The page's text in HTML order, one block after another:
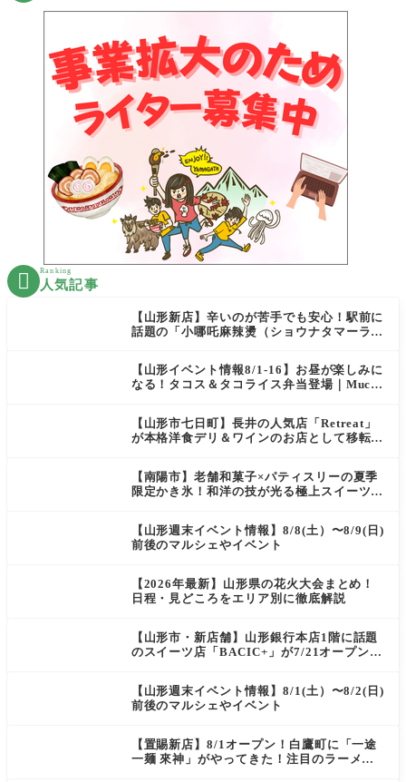
 Ranking
人気記事
【山形新店】辛いのが苦手でも安心！駅前に
話題の「小哪吒麻辣燙（ショウナタマーラー
【山形イベント情報8/1-16】お昼が楽しみに
なる！タコス＆タコライス弁当登場｜Mucha
【山形市七日町】長井の人気店「Retreat」
が本格洋食デリ＆ワインのお店として移転オ
【南陽市】老舗和菓子×パティスリーの夏季
限定かき氷！和洋の技が光る極上スイーツ｜
【山形週末イベント情報】8/8(土）〜8/9(日)
前後のマルシェやイベント
【2026年最新】山形県の花火大会まとめ！
日程・見どころをエリア別に徹底解説
【山形市・新店舗】山形銀行本店1階に話題
のスイーツ店「BACIC+」が7/21オープン！
【山形週末イベント情報】8/1(土）〜8/2(日)
前後のマルシェやイベント
【置賜新店】8/1オープン！白鷹町に「一途
一麺 來神」がやってきた！注目のラーメン